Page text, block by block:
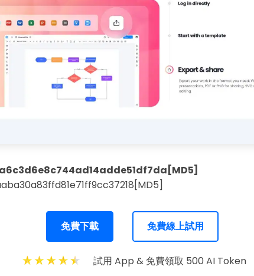
免費下載 免費線上試用
試用 App & 免費領取 500 AI Token